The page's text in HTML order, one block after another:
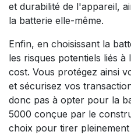
et durabilité de l'appareil,
la batterie elle-même.
Enfin, en choisissant la
les risques potentiels liés
cost. Vous protégez ainsi
et sécurisez vos
donc pas à opter pour la
5000 conçue par le
choix pour tirer